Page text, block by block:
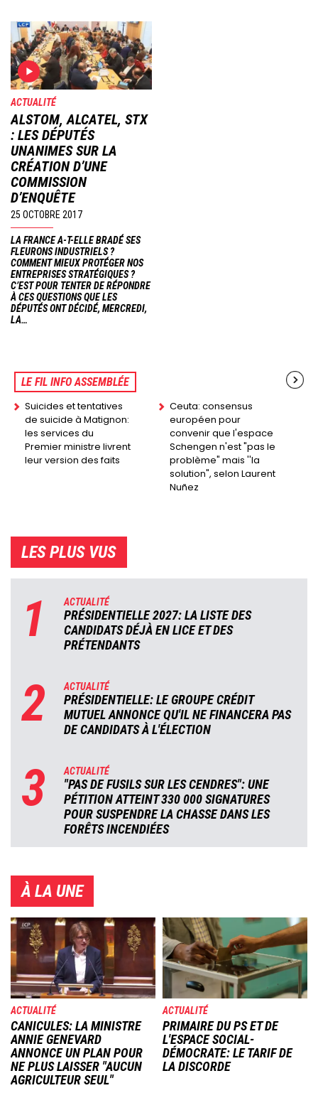
ACTUALITÉ
ALSTOM, ALCATEL, STX
: LES DÉPUTÉS
UNANIMES SUR LA
CRÉATION D’UNE
COMMISSION
D’ENQUÊTE
25 OCTOBRE 2017
LA FRANCE A-T-ELLE BRADÉ SES
FLEURONS INDUSTRIELS ?
COMMENT MIEUX PROTÉGER NOS
ENTREPRISES STRATÉGIQUES ?
C’EST POUR TENTER DE RÉPONDRE
À CES QUESTIONS QUE LES
DÉPUTÉS ONT DÉCIDÉ, MERCREDI,
LA…
LE FIL INFO ASSEMBLÉE
Suicides et tentatives
de suicide à Matignon:
les services du
Premier ministre livrent
leur version des faits
Ceuta: consensus
européen pour
convenir que l'espace
Schengen n'est "pas le
problème" mais ''la
solution", selon Laurent
Nuñez
LES PLUS VUS
1 ACTUALITÉ
PRÉSIDENTIELLE 2027: LA LISTE DES
CANDIDATS DÉJÀ EN LICE ET DES
PRÉTENDANTS
2 ACTUALITÉ
PRÉSIDENTIELLE: LE GROUPE CRÉDIT
MUTUEL ANNONCE QU'IL NE FINANCERA PAS
DE CANDIDATS À L'ÉLECTION
3 ACTUALITÉ
"PAS DE FUSILS SUR LES CENDRES": UNE
PÉTITION ATTEINT 330 000 SIGNATURES
POUR SUSPENDRE LA CHASSE DANS LES
FORÊTS INCENDIÉES
À LA UNE
Image
ACTUALITÉ
CANICULES: LA MINISTRE
ANNIE GENEVARD
ANNONCE UN PLAN POUR
NE PLUS LAISSER "AUCUN
AGRICULTEUR SEUL"
Image
ACTUALITÉ
PRIMAIRE DU PS ET DE
L'ESPACE SOCIAL-
DÉMOCRATE: LE TARIF DE
LA DISCORDE